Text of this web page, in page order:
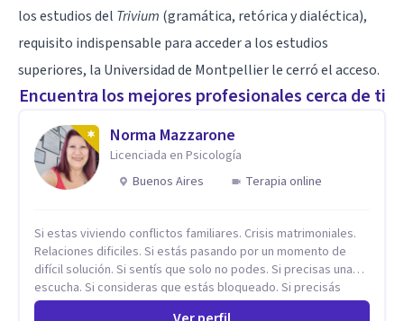
los estudios del Trivium (gramática, retórica y dialéctica),
requisito indispensable para acceder a los estudios
superiores, la Universidad de Montpellier le cerró el acceso.
Encuentra los mejores profesionales cerca de ti
Norma Mazzarone
Licenciada en Psicología
Buenos Aires
Terapia online
Si estas viviendo conflictos familiares. Crisis matrimoniales.
Relaciones dificiles. Si estás pasando por un momento de
difícil solución. Si sentís que solo no podes. Si precisas una
escucha. Si consideras que estás bloqueado. Si precisás
comprensión. Si no logras definir proyectos, objetivos,